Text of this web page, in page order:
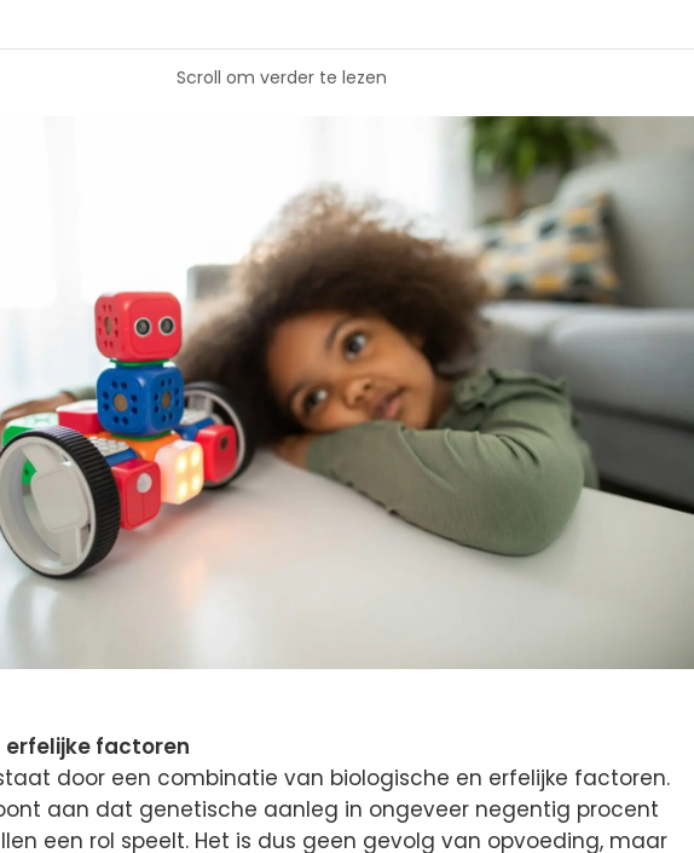
Scroll om verder te lezen
erfelijke factoren
door een combinatie van biologische en erfelijke factoren.
aan dat genetische aanleg in ongeveer negentig procent
een rol speelt. Het is dus geen gevolg van opvoeding, maar